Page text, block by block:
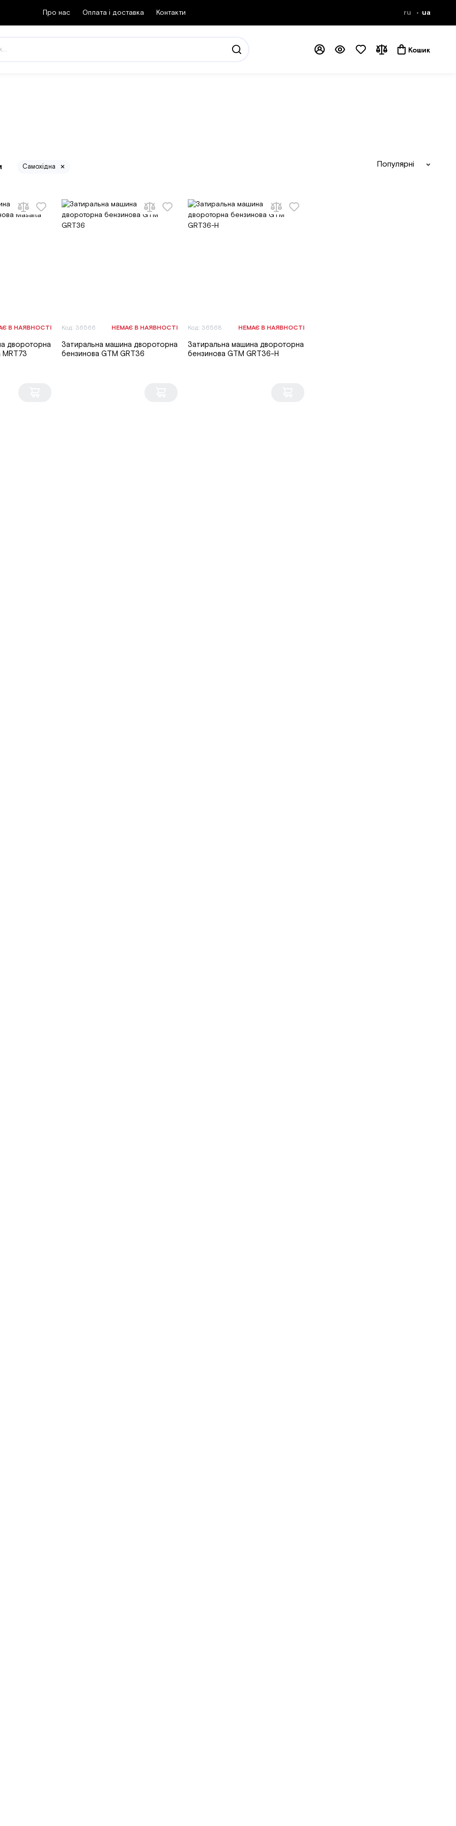
Про нас Оплата і доставка Контакти ru ua
Кошик
Самохідна Популярні
В НАЯВНОСТІ
двороторна
MRT73
Код: 36566 НЕМАЄ В НАЯВНОСТІ
Затиральна машина двороторна
бензинова GTM GRT36
Код: 36568 НЕМАЄ В НАЯВНОСТІ
Затиральна машина двороторна
бензинова GTM GRT36-H